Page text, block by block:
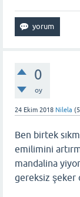
0
oy
24 Ekim 2018 Nilela (
Ben birtek
emilimini
mandalina
gereksiz şeker